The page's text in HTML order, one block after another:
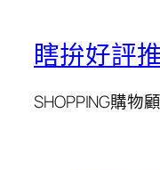
瞎拚好評
SHOPPING購物